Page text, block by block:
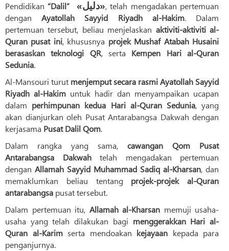
Pendidikan“Dalil” «دلیل», telah mengadakan pertemuan
denganAyatollah Sayyid Riyadh al-Hakim. Dalam
pertemuan tersebut, beliau menjelaskan aktiviti-aktiviti al-
Quran pusat ini, khususnya projek Mushaf Atabah Husaini
berasaskan teknologi QR, serta Kempen Hari al-Quran
Sedunia.
Al-Mansouri turut menjemput secara rasmi Ayatollah Sayyid
Riyadh al-Hakim untuk hadir dan menyampaikan ucapan
dalam perhimpunan kedua Hari al-Quran Sedunia, yang
akan dianjurkan oleh Pusat Antarabangsa Dakwah dengan
kerjasama Pusat Dalil Qom.
Dalam rangka yang sama, cawangan Qom Pusat
Antarabangsa Dakwahtelah mengadakan pertemuan
dengan Allamah Sayyid Muhammad Sadiq al-Kharsan, dan
memaklumkan beliau tentang projek-projek al-Quran
antarabangsa pusat tersebut.
Dalam pertemuan itu, Allamah al-Kharsan memuji usaha-
usaha yang telah dilakukan bagi menggerakkan Hari al-
Quran al-Karimserta mendoakan kejayaan kepada para
penganjurnya.